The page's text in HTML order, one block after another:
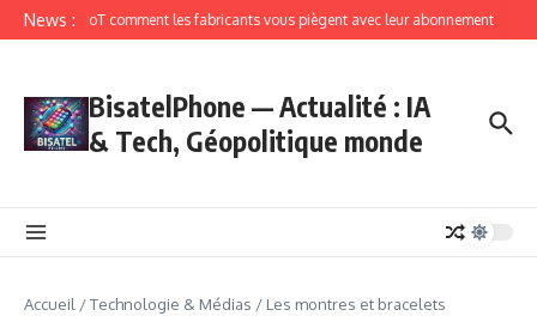
News :IoT comment les fabricants vous piègent avec leur abonnement
BisatelPhone — Actualité : IA
& Tech, Géopolitique monde
Accueil /Technologie & Médias / Les montres et bracelets